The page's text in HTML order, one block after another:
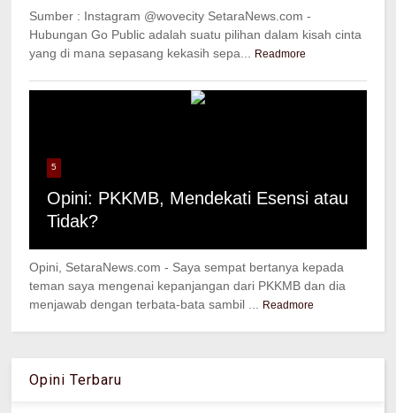
Sumber : Instagram @wovecity SetaraNews.com -
Hubungan Go Public adalah suatu pilihan dalam kisah cinta
yang di mana sepasang kekasih sepa...
Readmore
5
Opini: PKKMB, Mendekati Esensi atau
Tidak?
Opini, SetaraNews.com - Saya sempat bertanya kepada
teman saya mengenai kepanjangan dari PKKMB dan dia
menjawab dengan terbata-bata sambil ...
Readmore
Opini Terbaru